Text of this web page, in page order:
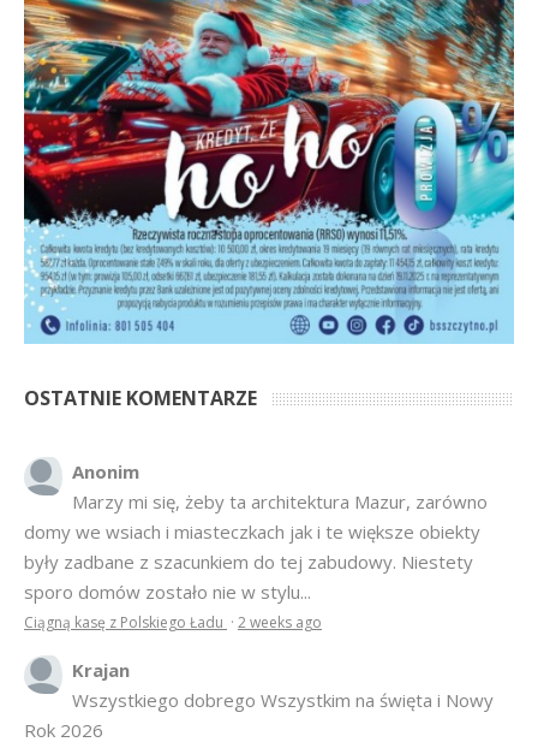
OSTATNIE KOMENTARZE
Anonim
Marzy mi się, żeby ta architektura Mazur, zarówno
Krajan
Wszystkiego dobrego Wszystkim na święta i Nowy
Rok 2026
Anna Bogusz - Pastorałka 2025 7 months ago
hahahah
Bardziej tu pasuje inny cytat z Misia: Prawdziwe
pieniądze robi się na drogich, słomianych inwestycjach
Podpisali umowę na wieżę - Kurek Mazurski